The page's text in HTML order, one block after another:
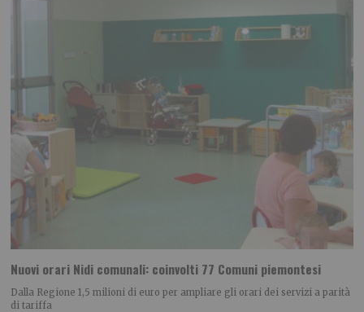
Nuovi orari Nidi comunali: coinvolti 77 Comuni piemontesi
Dalla Regione 1,5 milioni di euro per ampliare gli orari dei servizi a parità
di tariffa